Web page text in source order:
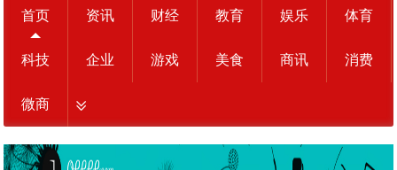
首页 资讯 财经 教育 娱乐 体育
科技 企业 游戏 美食 商讯 消费
微商